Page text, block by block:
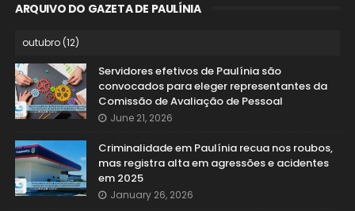
ARQUIVO DO GAZETA DE PAULÍNIA
Servidores efetivos de Paulínia são
convocados para eleger representantes da
Comissão de Avaliação de Pessoal
June 21, 2026
Criminalidade em Paulínia recua nos roubos,
mas registra alta em agressões e acidentes
em 2025
January 26, 2026